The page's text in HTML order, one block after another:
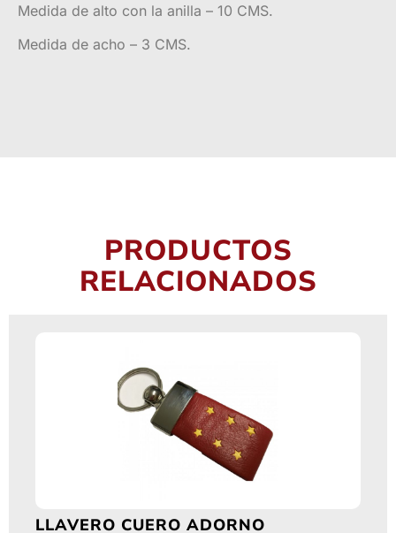
Medida de alto con la anilla – 10 CMS.
Medida de acho – 3 CMS.
PRODUCTOS
RELACIONADOS
LLAVERO CUERO ADORNO